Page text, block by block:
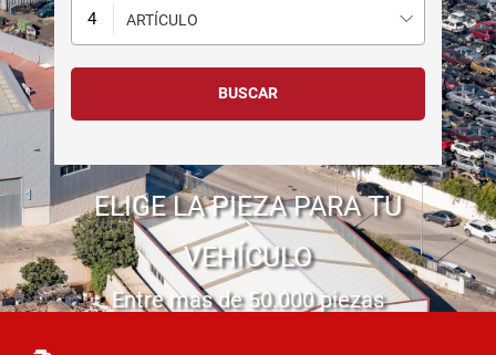
ARTÍCULO
ELIGE LA PIEZA PARA TU
VEHÍCULO
Entre mas de 50.000 piezas